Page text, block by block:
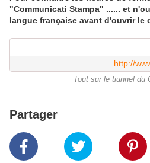
"Communicati Stampa" ...... et
langue française avant d'ouvrir le
http://
Tout sur le tiunnel du
Partager